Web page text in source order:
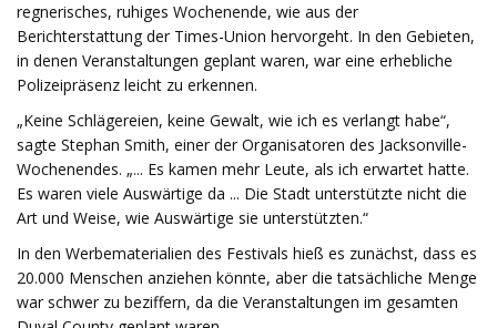
regnerisches, ruhiges Wochenende, wie aus der
Berichterstattung der Times-Union hervorgeht. In den Gebieten,
in denen Veranstaltungen geplant waren, war eine erhebliche
Polizeipräsenz leicht zu erkennen.
„Keine Schlägereien, keine Gewalt, wie ich es verlangt habe“,
sagte Stephan Smith, einer der Organisatoren des Jacksonville-
Wochenendes. „... Es kamen mehr Leute, als ich erwartet hatte.
Es waren viele Auswärtige da ... Die Stadt unterstützte nicht die
Art und Weise, wie Auswärtige sie unterstützten.“
In den Werbematerialien des Festivals hieß es zunächst, dass es
20.000 Menschen anziehen könnte, aber die tatsächliche Menge
war schwer zu beziffern, da die Veranstaltungen im gesamten